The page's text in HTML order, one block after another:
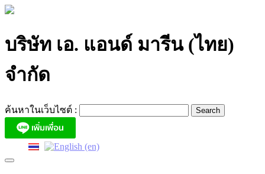
Skip
บริษัท เอ. แอนด์ มารีน (ไทย)
จำกัด
ค้นหาในเว็บไซต์ :